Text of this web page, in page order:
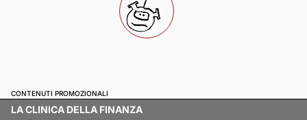
CONTENUTI PROMOZIONALI
LA CLINICA DELLA FINANZA